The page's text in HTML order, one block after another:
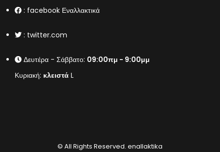
: facebook Εναλλακτικά
: twitter.com
Δευτέρα - Σάββατο: 09:00πμ - 9:00μμ
Κυριακή: κλειστά L
© All Rights Reserved. enallaktika